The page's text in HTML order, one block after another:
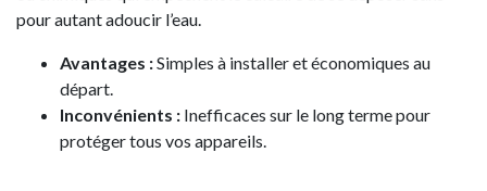
pour autant adoucir l’eau.
Avantages :Simples à installer et économiques au
départ.
Inconvénients : Inefficaces sur le long terme pour
protéger tous vos appareils.